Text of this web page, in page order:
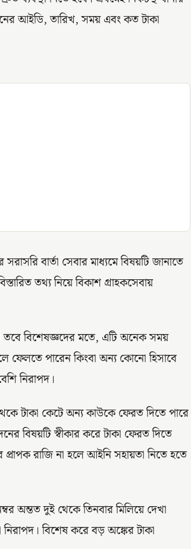
আইডি, তারিখ, সময় এবং কত টাকা
বার্তা সেবার মাধ্যমে বিষয়টি জানাতে
তথ্য নিয়ে বিকাশ গ্রাহকসেবায়
বিশেষজ্ঞদের মতে, এটি অনেক সময়
ফেলতে পারেন কিংবা অন্য কোনো হিসাবে
নিরাপদ।
টাকা কেটে অন্য কাউকে ফেরত দিতে পারে
বিষয়টি স্বীকার করে টাকা ফেরত দিতে
প্রাপক রাজি না হলে আইনি সহায়তা নিতে হতে
অন্তত দুই থেকে তিনবার মিলিয়ে দেখা
বিশেষ করে বড় অঙ্কের টাকা